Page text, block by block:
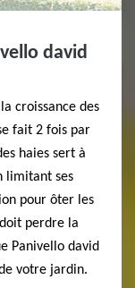
david
croissance des
fait 2 fois par
haies sert à
limitant ses
pour ôter les
perdre la
Panivello david
votre jardin.